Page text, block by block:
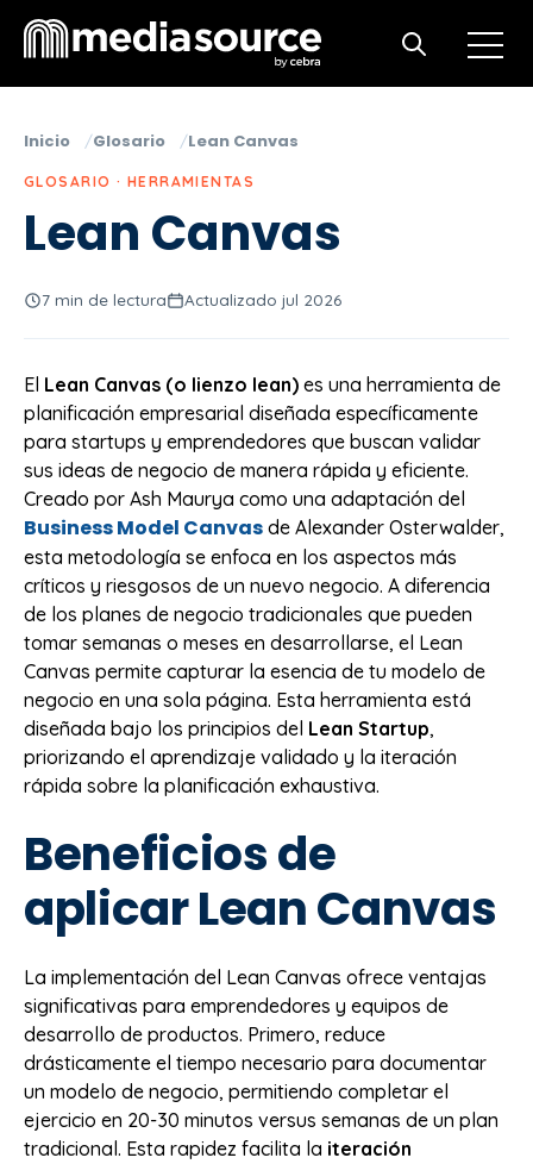
Open
Open search
Inicio Glosario Lean Canvas
GLOSARIO · HERRAMIENTAS
Lean Canvas
7 min de lectura Actualizado jul 2026
El Lean Canvas (o lienzo lean) es una herramienta de
planificación empresarial diseñada específicamente
para startups y emprendedores que buscan validar
sus ideas de negocio de manera rápida y eficiente.
Creado por Ash Maurya como una adaptación del
Business Model Canvas de Alexander Osterwalder,
esta metodología se enfoca en los aspectos más
críticos y riesgosos de un nuevo negocio. A diferencia
de los planes de negocio tradicionales que pueden
tomar semanas o meses en desarrollarse, el Lean
Canvas permite capturar la esencia de tu modelo de
negocio en una sola página. Esta herramienta está
diseñada bajo los principios del Lean Startup,
priorizando el aprendizaje validado y la iteración
rápida sobre la planificación exhaustiva.
Beneficios de
aplicar Lean Canvas
La implementación del Lean Canvas ofrece ventajas
significativas para emprendedores y equipos de
desarrollo de productos. Primero, reduce
drásticamente el tiempo necesario para documentar
un modelo de negocio, permitiendo completar el
ejercicio en 20-30 minutos versus semanas de un plan
tradicional. Esta rapidez facilita la iteración